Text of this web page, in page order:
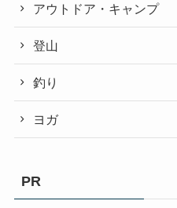
アウトドア・キャンプ
登山
釣り
ヨガ
PR